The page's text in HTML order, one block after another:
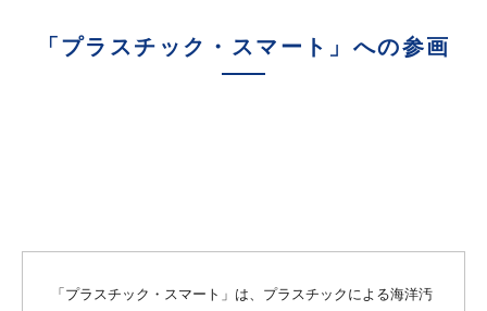
「プラスチック・スマート」への参画
「プラスチック・スマート」は、プラスチックによる海洋汚